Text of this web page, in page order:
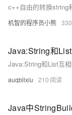
c++自由的转换string
机智的程序员小熊 330
Java:String和
Java:String和List互
auqbllxiu 210
Java中